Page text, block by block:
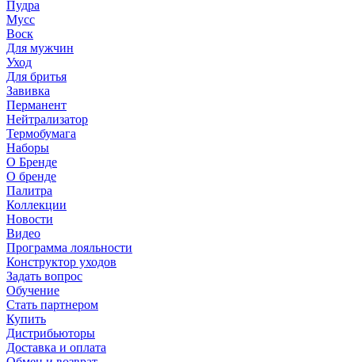
Пудра
Мусс
Воск
Для мужчин
Уход
Для бритья
Завивка
Перманент
Нейтрализатор
Термобумага
Наборы
О Бренде
О бренде
Палитра
Коллекции
Новости
Видео
Программа лояльности
Конструктор уходов
Задать вопрос
Обучение
Стать партнером
Купить
Дистрибьюторы
Доставка и оплата